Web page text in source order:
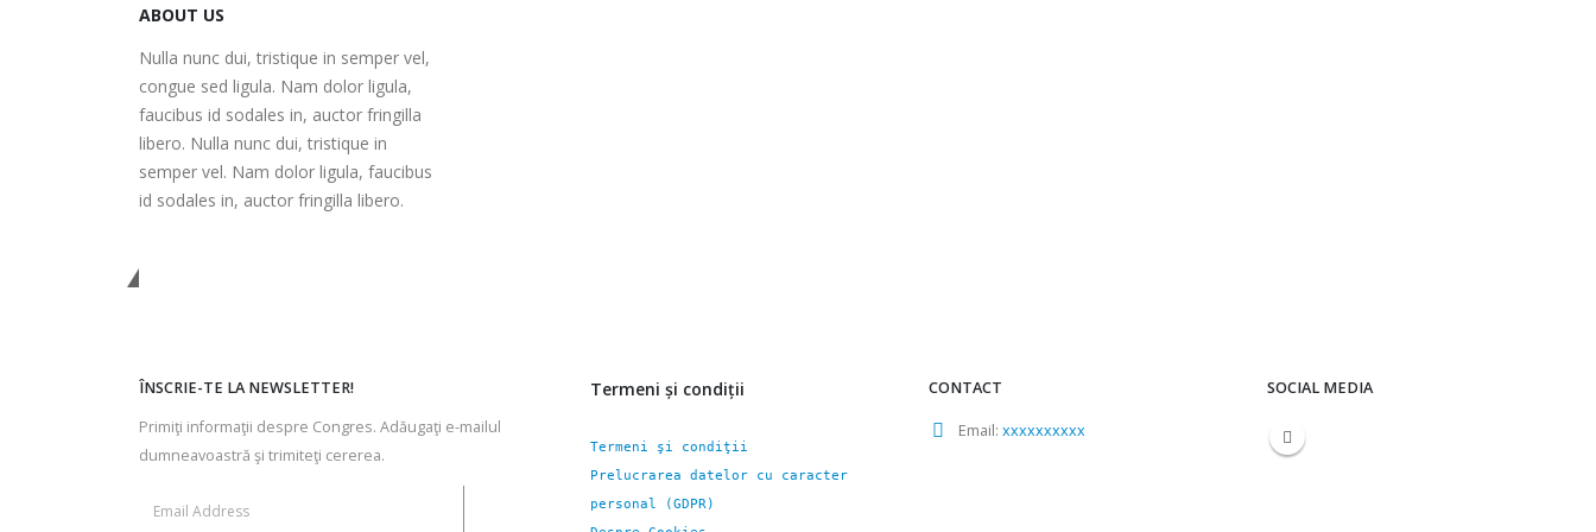
ABOUT US
Nulla nunc dui, tristique in semper vel,
congue sed ligula. Nam dolor ligula,
faucibus id sodales in, auctor fringilla
libero. Nulla nunc dui, tristique in
semper vel. Nam dolor ligula, faucibus
id sodales in, auctor fringilla libero.
ÎNSCRIE-TE LA NEWSLETTER!
Primiţi informaţii despre Congres. Adăugaţi e-mailul
dumneavoastră şi trimiteţi cererea.
Termeni şi condiţii
Termeni şi condiţii
Prelucrarea datelor cu caracter
personal (GDPR)
CONTACT
Email: xxxxxxxxxx
SOCIAL MEDIA